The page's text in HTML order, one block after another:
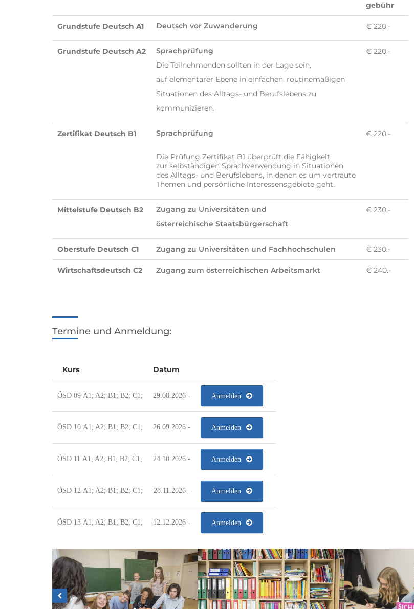
gebühr
Grundstufe Deutsch A1 Deutsch vor Zuwanderung € 220.-
Grundstufe Deutsch A2
Sprachprüfung
Die Teilnehmenden sollten in der Lage sein,
auf elementarer Ebene in einfachen, routinemäßigen
Situationen des Alltags- und Berufslebens zu
kommunizieren.
€ 220.-
Zertifikat Deutsch B1 Sprachprüfung
Die Prüfung Zertifikat B1 überprüft die Fähigkeit
zur selbständigen Sprachverwendung in Situationen
des Alltags- und Berufslebens, in denen es um vertraute
Themen und persönliche Interessensgebiete geht.
€ 220.-
Mittelstufe Deutsch B2
Zugang zu Universitäten und
österreichische Staatsbürgerschaft
€ 230.-
Oberstufe Deutsch C1 Zugang zu Universitäten und Fachhochschulen € 230.-
Wirtschaftsdeutsch C2 Zugang zum österreichischen Arbeitsmarkt € 240.-
Termine und Anmeldung:
Kurs Datum
ÖSD 09 A1; A2; B1; B2; C1; 29.08.2026 - Anmelden
ÖSD 10 A1; A2; B1; B2; C1; 26.09.2026 - Anmelden
ÖSD 11 A1; A2; B1; B2; C1; 24.10.2026 - Anmelden
ÖSD 12 A1; A2; B1; B2; C1; 28.11.2026 - Anmelden
ÖSD 13 A1; A2; B1; B2; C1; 12.12.2026 - Anmelden